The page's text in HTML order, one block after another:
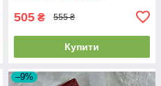
505 ₴ 555 ₴
Купити
–9%